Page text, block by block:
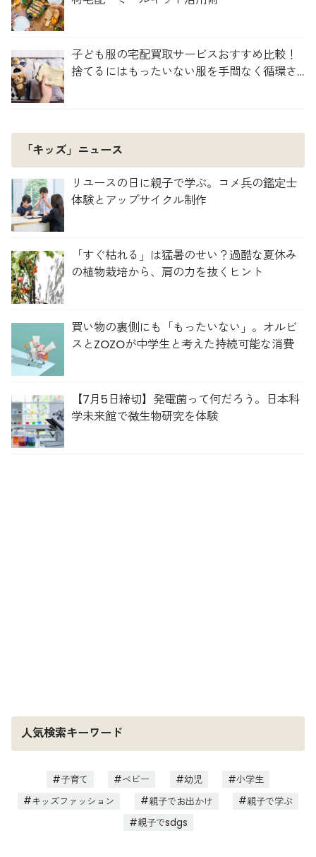
子ども服の宅配買取サービスおすすめ比較！
捨てるにはもったいない服を手間なく循環さ
「キッズ」ニュース
リユースの日に親子で学ぶ。コメ兵の鑑定士
体験とアップサイクル制作
「すぐ枯れる」は猛暑のせい？過酷な夏休み
の植物栽培から、肩の力を抜くヒント
買い物の裏側にも「もったいない」。オルビ
スとZOZOが中学生と考えた持続可能な消費
【7月5日締切】発電菌って何だろう。日本科
学未来館で微生物研究を体験
人気検索キーワード
子育て ベビー 幼児
小学生
キッズファッション
親子でお出かけ
親子で学ぶ
親子でsdgs